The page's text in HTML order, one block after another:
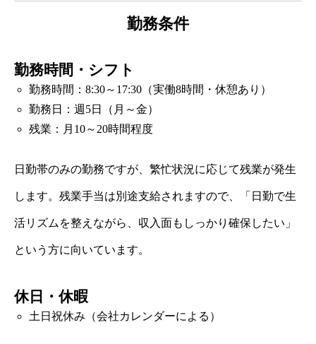
勤務条件
勤務時間・シフト
勤務時間：8:30～17:30（実働8時間・休憩あり）
勤務日：週5日（月～金）
残業：月10～20時間程度
日勤帯のみの勤務ですが、繁忙状況に応じて残業が発生
します。残業手当は別途支給されますので、「日勤で生
活リズムを整えながら、収入面もしっかり確保したい」
という方に向いています。
休日・休暇
土日祝休み（会社カレンダーによる）